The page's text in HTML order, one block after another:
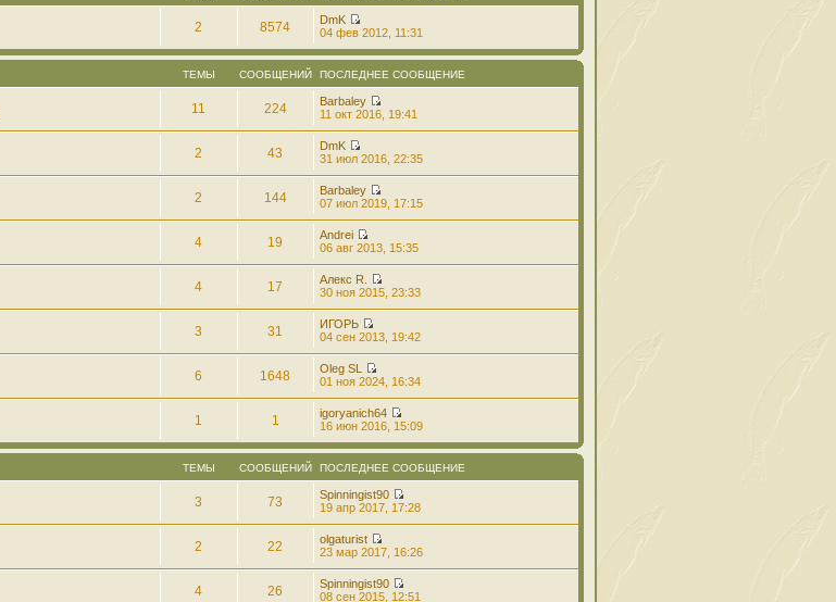
2 8574
DmK
04 фев 2012, 11:31
ТЕМЫ СООБЩЕНИЙ ПОСЛЕДНЕЕ СООБЩЕНИЕ
11 224
Barbaley
11 окт 2016, 19:41
2 43
DmK
31 июл 2016, 22:35
2 144
Barbaley
07 июл 2019, 17:15
4 19
Andrei
06 авг 2013, 15:35
4 17
Алекс R.
30 ноя 2015, 23:33
3 31
ИГОРЬ
04 сен 2013, 19:42
6 1648
Oleg SL
01 ноя 2024, 16:34
1 1
igoryanich64
16 июн 2016, 15:09
ТЕМЫ СООБЩЕНИЙ ПОСЛЕДНЕЕ СООБЩЕНИЕ
3 73
Spinningist90
19 апр 2017, 17:28
2 22
olgaturist
23 мар 2017, 16:26
4 26
Spinningist90
08 сен 2015, 12:51